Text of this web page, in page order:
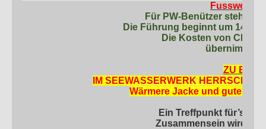
Fussweg
Für PW-Benützer stehen
Die Führung beginnt um 14.15
Die Kosten von CHF
übernimmt
ZU
IM SEEWASSERWERK
Wärmere Jacke und gutes
Ein Treffpunkt für’s
Zusammensein wird